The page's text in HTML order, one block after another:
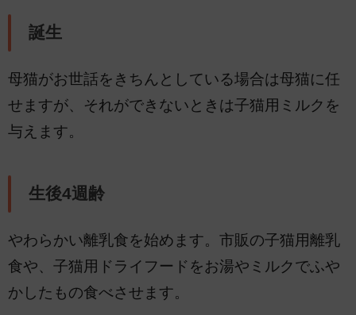
誕生
母猫がお世話をきちんとしている場合は母猫に任
せますが、それができないときは子猫用ミルクを
与えます。
生後4週齢
やわらかい離乳食を始めます。市販の子猫用離乳
食や、子猫用ドライフードをお湯やミルクでふや
かしたもの食べさせます。